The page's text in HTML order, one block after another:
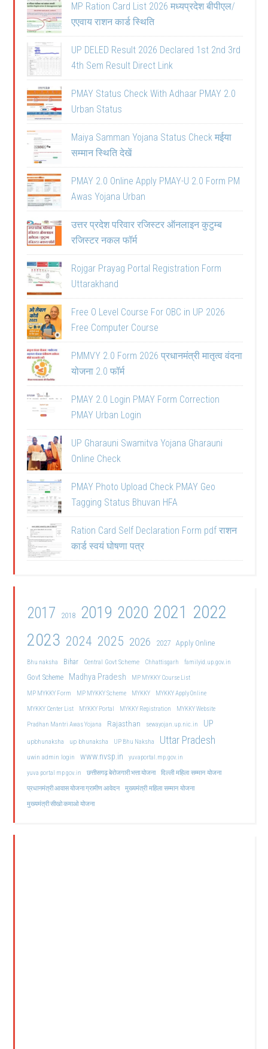
MP Ration Card List 2026 मध्यप्रदेश बीपीएल/
एएवाय राशन कार्ड स्थिति
UP DELED Result 2026 Declared 1st 2nd 3rd
4th Sem Result Direct Link
PMAY Status Check With Adhaar PMAY 2.0
Urban Status
Maiya Samman Yojana Status Check मईया
सम्मान स्थिति देखें
PMAY 2.0 Online Apply PMAY-U 2.0 Form PM
Awas Yojana Urban
उत्तर प्रदेश परिवार रजिस्टर ऑनलाइन कुटुम्ब
रजिस्टर नकल फॉर्म
Rojgar Prayag Portal Registration Form
Uttarakhand
Free O Level Course For OBC in UP 2026
Free Computer Course
PMMVY 2.0 Form 2026 प्रधानमंत्री मातृत्व वंदना
योजना 2.0 फॉर्म
PMAY 2.0 Login PMAY Form Correction
PMAY Urban Login
UP Gharauni Swamitva Yojana Gharauni
Online Check
PMAY Photo Upload Check PMAY Geo
Tagging Status Bhuvan HFA
Ration Card Self Declaration Form pdf राशन
कार्ड स्वयं घोषणा पत्र
2017 2018 2019 2020 2021 2022
2023 2024 2025 2026 2027 Apply Online
Bhu naksha Bihar Central Govt Scheme Chhattisgarh familyid.up.gov.in
Govt Scheme Madhya Pradesh
MP MYKKY Course List
MP MYKKY Form
MP MYKKY Scheme MYKKY
MYKKY Apply Online
MYKKY Center List
MYKKY Portal MYKKY Registration
MYKKY Website
Pradhan Mantri Awas Yojana
Rajasthan sewayojan.up.nic.in UP
upbhunaksha up bhunaksha UP Bhu Naksha Uttar Pradesh
uwin admin login www.nvsp.in
yuvaportal.mp.gov.in
yuva portal mp gov.in
छत्तीसगढ़ बेरोजगारी भत्ता योजना दिल्ली महिला सम्मान योजना
प्रधानमंत्री आवास योजना ग्रामीण आवेदन मुख्यमंत्री महिला सम्मान योजना
मुख्यमंत्री सीखो कमाओ योजना